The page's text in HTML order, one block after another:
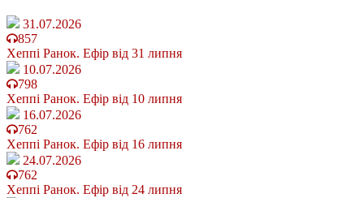
31.07.2026
857
Хеппі Ранок. Ефір від 31 липня
10.07.2026
798
Хеппі Ранок. Ефір від 10 липня
16.07.2026
762
Хеппі Ранок. Ефір від 16 липня
24.07.2026
762
Хеппі Ранок. Ефір від 24 липня